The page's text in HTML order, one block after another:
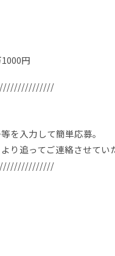
円
を入力して簡単応募。
り追ってご連絡させてい